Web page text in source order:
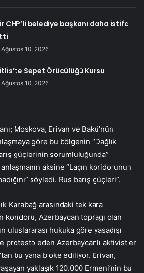
CHP’li belediye başkanı daha istifa
Ağustos 10, 2026
Sepet Örücülüğü Kursu
Ağustos 10, 2026
Moskova, Erivan ve Bakü’nün
göre bu bölgenin “Dağlık
güçlerinin sorumluluğunda”
aksine “Laçın koridorunun
söyledi. Rus barış güçleri”.
Karabağ arasındaki tek kara
koridoru, Azerbaycan toprağı olan
uluslararası hukuka göre yasadışı
protesto eden Azerbaycanlı aktivistler
bu yana bloke ediliyor. Erivan,
yaklaşık 120.000 Ermeni’nin bu